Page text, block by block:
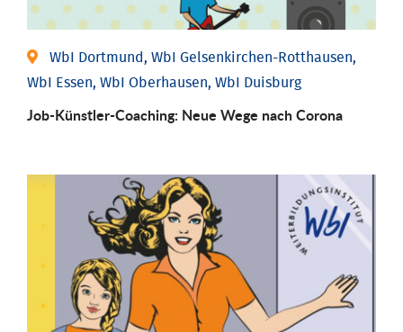
WbI Dortmund, WbI Gelsenkirchen-Rotthausen,
WbI Essen, WbI Oberhausen, WbI Duisburg
Job-Künstler-Coaching: Neue Wege nach Corona